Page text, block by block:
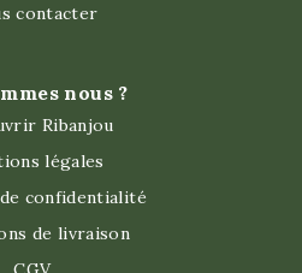
contacter
nous ?
Ribanjou
légales
confidentialité
de livraison